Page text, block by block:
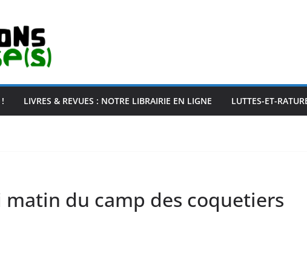
LIVRES & REVUES : NOTRE LIBRAIRIE EN LIGNE LUTTES-ET-
du camp des coquetiers